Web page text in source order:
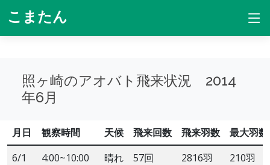
こまたん
照ヶ崎のアオバト飛来状況 2014
年6月
月日 観察時間 天候 飛来回数 飛来羽数
最大羽数
6/1
4:00~10:00 晴れ 57回 2816羽
210羽